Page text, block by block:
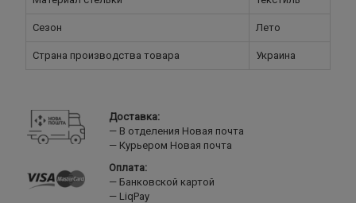
Сезон Лето
Страна производства товара Украина
Доставка:
В отделения Новая почта
Курьером Новая почта
Оплата:
Банковской картой
LiqPay